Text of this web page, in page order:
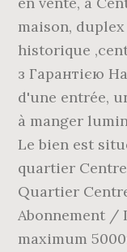
maison,
historique
з Гарантією
d'une entrée,
à manger
Le bien est
quartier
Quartier
Abonnement /
maximum